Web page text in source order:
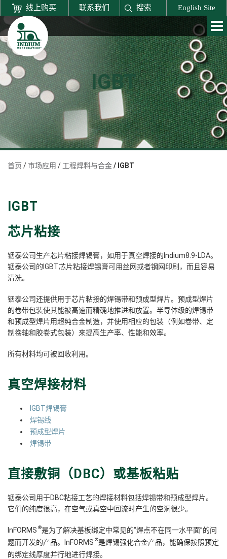
线上购买 联系我们 搜索 English Site
IGBT
首页 市场应用 工程焊料与合金 IGBT
IGBT
芯片粘接
铟泰公司生产芯片粘接焊锡膏，如用于真空焊接的Indium8.9-LDA。
铟泰公司的IGBT芯片粘接焊锡膏可用丝网或者钢网印刷，而且容易
清洗。
铟泰公司还提供用于芯片粘接的焊锡带和预成型焊片。预成型焊片
的卷带包装使其能被高速而精确地推进和放置。半导体级的焊锡带
和预成型焊片用超纯合金制造，并使用相应的包装（例如卷带、定
制卷轴和胶卷式包装）来提高生产率、性能和效率。
所有材料均可被回收利用。
真空焊接材料
IGBT焊锡膏
焊锡线
预成型焊片
焊锡带
直接敷铜（DBC）或基板粘贴
铟泰公司用于DBC粘接工艺的焊接材料包括焊锡带和预成型焊片。
它们的纯度很高，在空气或真空中回流时产生的空洞很少。
InFORMS ®是为了解决基板绑定中常见的“焊点不在同一水平面”的问
题而开发的产品。InFORMS ®是焊锡强化合金产品，能确保按照预定
的绑定线厚度并行地进行焊接。